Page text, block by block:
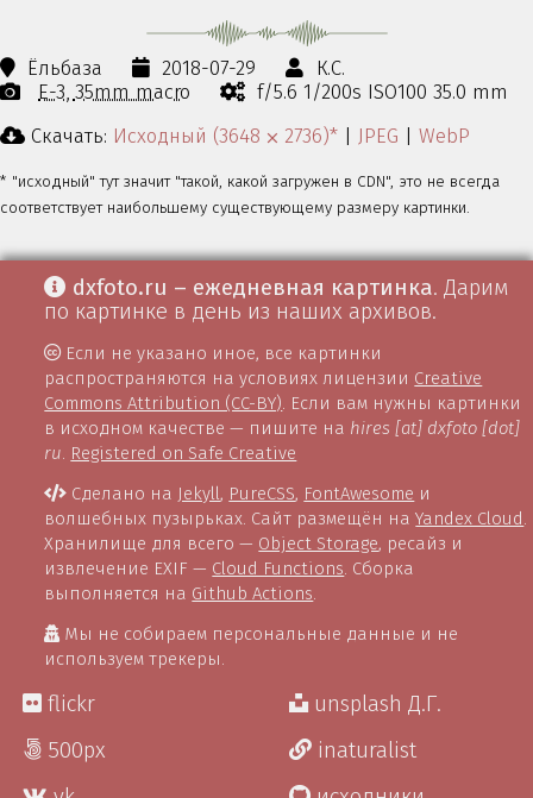
Ёльбаза 2018-07-29
К.С.
E-3 35mm macro
f/5.6 1/200s ISO100 35.0 mm
Скачать: Исходный (3648 ⨉ 2736)* | JPEG | WebP
* "исходный" тут значит "такой, какой загружен в CDN", это не всегда
соответствует наибольшему существующему размеру картинки.
dxfoto.ru – ежедневная картинка. Дарим
по картинке в день из наших архивов.
Если не указано иное, все картинки
распространяются на условиях лицензии Creative
Commons Attribution (CC-BY) . Если вам нужны картинки
в исходном качестве — пишите на hires [at] dxfoto [dot]
ru Registered on Safe Creative
Сделано на Jekyll, PureCSS, FontAwesome и
волшебных пузырьках. Сайт размещён наYandex Cloud
Хранилище для всего — Object Storage, ресайз и
извлечение EXIF — Cloud Functions . Сборка
выполняется на Github Actions
Мы не собираем персональные данные и не
используем трекеры.
flickr
500px
unsplash Д.Г.
inaturalist